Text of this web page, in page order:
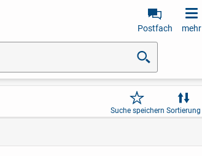
Postfach mehr
Suche speichern Sortierung